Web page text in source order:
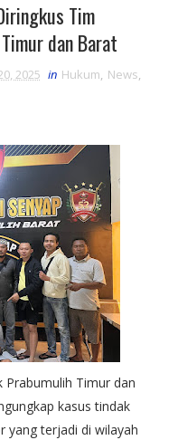
Tim
dan Barat
2025 in Hukum, News,
Prabumulih Timur dan
kasus tindak
yang terjadi di wilayah